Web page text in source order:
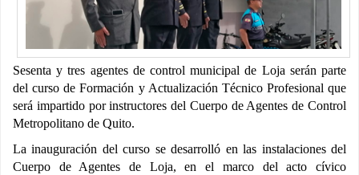
Sesenta y tres agentes de control municipal de Loja serán parte
del curso de Formación y Actualización Técnico Profesional que
será impartido por instructores del Cuerpo de Agentes de Control
Metropolitano de Quito.
La inauguración del curso se desarrolló en las instalaciones del
Cuerpo de Agentes de Loja, en el marco del acto cívico